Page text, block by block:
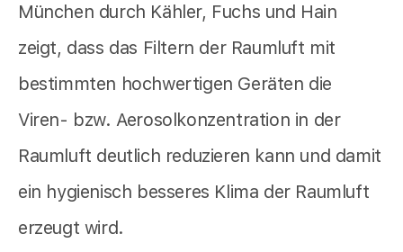
München durch Kähler, Fuchs und Hain
zeigt, dass das Filtern der Raumluft mit
bestimmten hochwertigen Geräten die
Viren- bzw. Aerosolkonzentration in der
Raumluft deutlich reduzieren kann und damit
ein hygienisch besseres Klima der Raumluft
erzeugt wird.